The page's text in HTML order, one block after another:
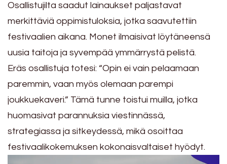
Osallistujilta saadut lainaukset paljastavat
merkittäviä oppimistuloksia, jotka saavutettiin
festivaalien aikana. Monet ilmaisivat löytäneensä
uusia taitoja ja syvempää ymmärrystä pelistä.
Eräs osallistuja totesi: “Opin ei vain pelaamaan
paremmin, vaan myös olemaan parempi
joukkuekaveri.” Tämä tunne toistui muilla, jotka
huomasivat parannuksia viestinnässä,
strategiassa ja sitkeydessä, mikä osoittaa
festivaalikokemuksen kokonaisvaltaiset hyödyt.